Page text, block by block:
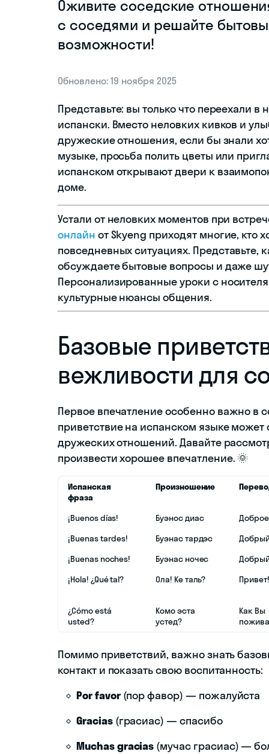
Оживите соседские
с соседями и решайте
возможности!
Обновлено: 19 ноября 2025
Представьте: вы только что переехали
испански. Вместо неловких кивков и
дружеские отношения, если бы знали
музыке, просьба полить цветы или
испанском открывают двери к
доме.
Устали от неловких моментов при
онлайн от Skyeng приходят многие, кто
повседневных ситуациях. Представьте,
обсуждаете бытовые вопросы и даже
Персонализированные уроки с
культурные нюансы общения.
Базовые
вежливости для
Первое впечатление особенно важно в
приветствие на испанском языке
дружеских отношений. Давайте
произвести хорошее впечатление. 🌞
Испанская
фраза
Произношение
¡Buenos días! Буэнос диас
¡Buenas tardes!
Буэнас тардэс
¡Buenas noches!
Буэнас ночес
¡Hola! ¿Qué tal?
Ола! Ке таль?
¿Cómo está
usted?
Комо эста
устед?
Как Вы
Помимо приветствий, важно знать
контакт и показать свою воспитанность:
Por favor(пор фавор) — пожалуйста
Gracias(грасиас) — спасибо
Muchas gracias (мучас грасиас) —